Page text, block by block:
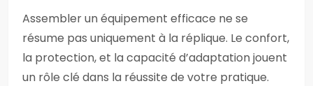
Assembler un équipement efficace ne se
résume pas uniquement à la réplique. Le confort,
la protection, et la capacité d’adaptation jouent
un rôle clé dans la réussite de votre pratique.